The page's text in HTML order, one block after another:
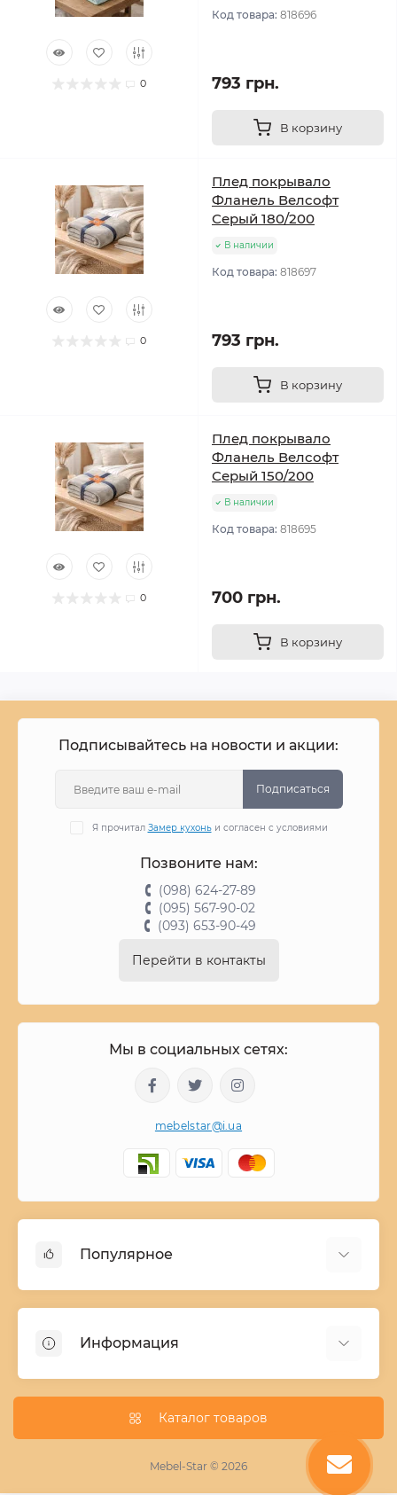
0
Код товара: 818696
793 грн.
В корзину
0
Плед покрывало
Фланель Велсофт
Серый 180/200
В наличии
Код товара: 818697
793 грн.
В корзину
0
Плед покрывало
Фланель Велсофт
Серый 150/200
В наличии
Код товара: 818695
700 грн.
В корзину
Подписывайтесь на новости и акции:
Подписаться
Я прочитал Замер кухоньи согласен с условиями
Позвоните нам:
(098) 624-27-89
(095) 567-90-02
(093) 653-90-49
Перейти в контакты
Мы в социальных сетях:
mebelstar@i.ua
Популярное
Шкафы купе ширина 90-210 cм высота 220 cм
Комоды из дерева
Кухни
Информация
Условия поставки мебели
Фотопечать для шкафа купе
Замер кухонь
Каталог товаров
Mebel-Star © 2026